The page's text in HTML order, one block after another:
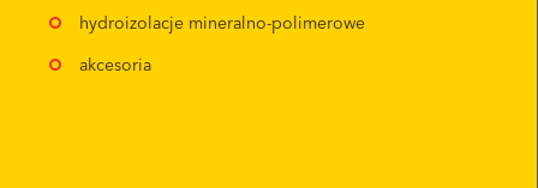
hydroizolacje mineralno-polimerowe
akcesoria